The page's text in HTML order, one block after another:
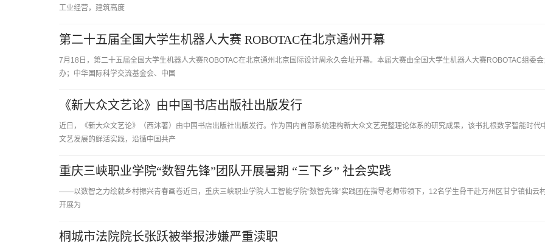
工业经营，建筑高度
第二十五届全国大学生机器人大赛 ROBOTAC在北京通州开幕
7月18日，第二十五届全国大学生机器人大赛ROBOTAC在北京通州北京国际设计周永久会址开幕。本届大赛由全国大学生机器人大赛ROBOTAC组委会
办；中华国际科学交流基金会、中国
《新大众文艺论》由中国书店出版社出版发行
近日，《新大众文艺论》（西沐著）由中国书店出版社出版发行。作为国内首部系统建构新大众文艺完整理论体系的研究成果，该书扎根数字智能时代
文艺发展的鲜活实践，沿循中国共产
重庆三峡职业学院“数智先锋”团队开展暑期 “三下乡” 社会实践
——以数智之力绘就乡村振兴青春画卷近日，重庆三峡职业学院人工智能学院“数智先锋”实践团在指导老师带领下，12名学生骨干赴万州区甘宁镇仙云村
开展为
桐城市法院院长张跃被举报涉嫌严重渎职